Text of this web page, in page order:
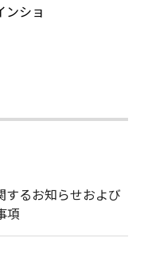
ンショ
するお知らせおよび
項